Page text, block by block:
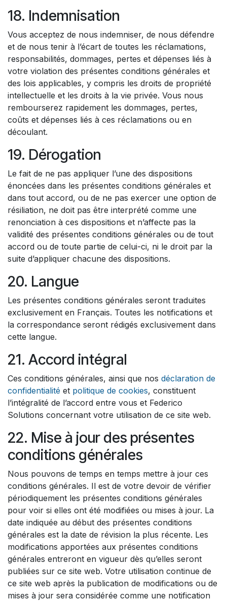
18. Indemnisation
Vous acceptez de nous indemniser, de nous défendre
et de nous tenir à l’écart de toutes les réclamations,
responsabilités, dommages, pertes et dépenses liés à
votre violation des présentes conditions générales et
des lois applicables, y compris les droits de propriété
intellectuelle et les droits à la vie privée. Vous nous
rembourserez rapidement les dommages, pertes,
coûts et dépenses liés à ces réclamations ou en
découlant.
19. Dérogation
Le fait de ne pas appliquer l’une des dispositions
énoncées dans les présentes conditions générales et
dans tout accord, ou de ne pas exercer une option de
résiliation, ne doit pas être interprété comme une
renonciation à ces dispositions et n’affecte pas la
validité des présentes conditions générales ou de tout
accord ou de toute partie de celui-ci, ni le droit par la
suite d’appliquer chacune des dispositions.
20. Langue
Les présentes conditions générales seront traduites
exclusivement en Français. Toutes les notifications et
la correspondance seront rédigés exclusivement dans
cette langue.
21. Accord intégral
Ces conditions générales, ainsi que nos déclaration de
confidentialité et politique de cookies, constituent
l’intégralité de l’accord entre vous et Federico
Solutions concernant votre utilisation de ce site web.
22. Mise à jour des présentes
conditions générales
Nous pouvons de temps en temps mettre à jour ces
conditions générales. Il est de votre devoir de vérifier
périodiquement les présentes conditions générales
pour voir si elles ont été modifiées ou mises à jour. La
date indiquée au début des présentes conditions
générales est la date de révision la plus récente. Les
modifications apportées aux présentes conditions
générales entreront en vigueur dès qu’elles seront
publiées sur ce site web. Votre utilisation continue de
ce site web après la publication de modifications ou de
mises à jour sera considérée comme une notification